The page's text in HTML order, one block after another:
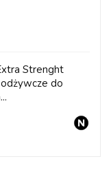
Strenght
do